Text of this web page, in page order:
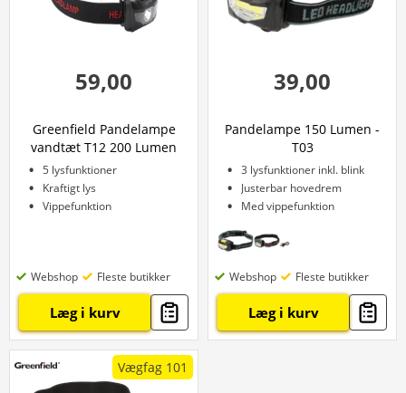
59,00
Greenfield Pandelampe
vandtæt T12 200 Lumen
5 lysfunktioner
Kraftigt lys
Vippefunktion
Webshop Fleste butikker
Læg i kurv
39,00
Pandelampe 150 Lumen -
T03
3 lysfunktioner inkl. blink
Justerbar hovedrem
Med vippefunktion
Webshop Fleste butikker
Læg i kurv
Vægfag 101